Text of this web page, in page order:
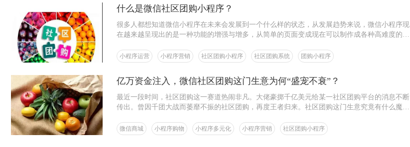
什么是微信社区团购小程序？
很多人都想知道微信小程序在未来会发展到一个什么样的状态，从发展趋势来说，微信小程序现
在越来越呈现出的是一种功能的增强与增多，从简单的页面变成现在可以制作成各种高难度的游
够不断壮大下去的根本。
小程序运营 小程序营销 社区团购小程序 社区团购系统 团购小程序
亿万资金注入，微信社区团购这门生意为何“盛宠不衰”？
最近一段时间，社区团购这一赛道热闹非凡。大佬豪掷千亿美元给某一社区团购平台的消息不断
传出。曾因千团大战而萎靡不振的社区团购，再度王者归来。社区团购这门生意究竟有什么魔
微信商城 小程序购物 小程序多元化 小程序营销 社区团购小程序